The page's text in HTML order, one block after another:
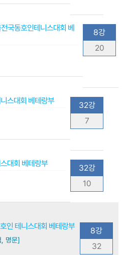
국동호인테니스대회 베
8강
20
스대회 베테랑부
32강
7
대회 베테랑부
32강
10
인 테니스대회 베테랑부
, 명문]
8강
32